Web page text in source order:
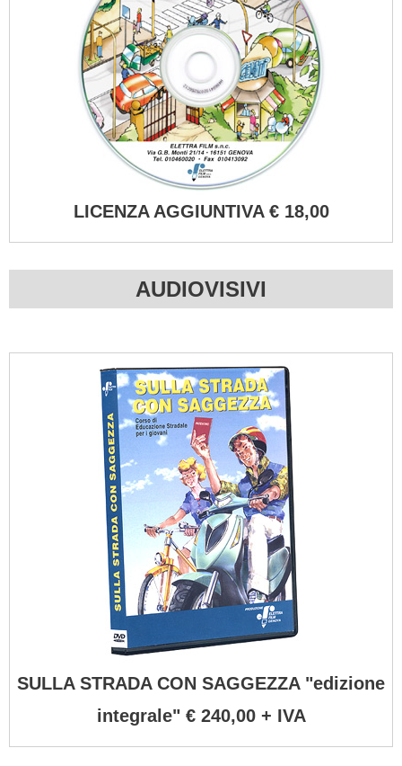
LICENZA AGGIUNTIVA € 18,00
AUDIOVISIVI
SULLA STRADA CON SAGGEZZA "edizione
integrale" € 240,00 + IVA